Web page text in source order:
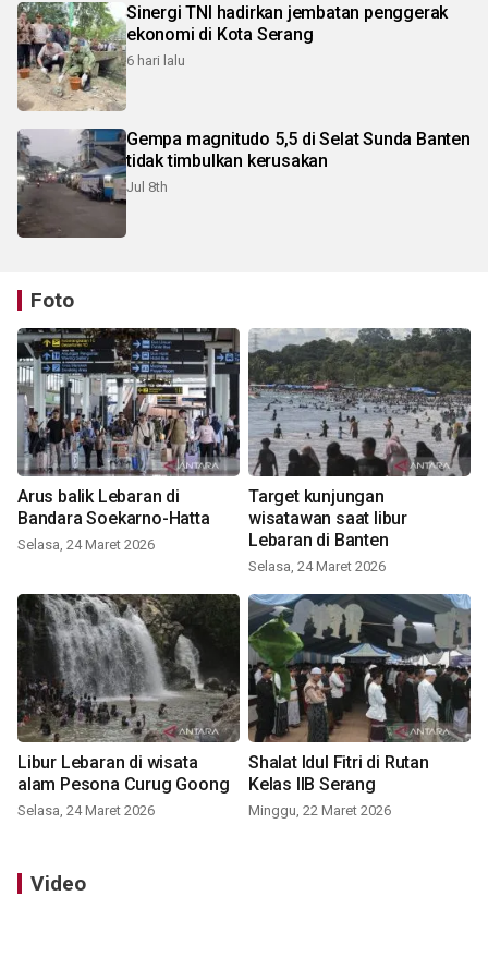
Sinergi TNI hadirkan jembatan penggerak
ekonomi di Kota Serang
6 hari lalu
Gempa magnitudo 5,5 di Selat Sunda Banten
tidak timbulkan kerusakan
Jul 8th
Foto
Arus balik Lebaran di
Bandara Soekarno-Hatta
Selasa, 24 Maret 2026
Target kunjungan
wisatawan saat libur
Lebaran di Banten
Selasa, 24 Maret 2026
Libur Lebaran di wisata
alam Pesona Curug Goong
Selasa, 24 Maret 2026
Shalat Idul Fitri di Rutan
Kelas IIB Serang
Minggu, 22 Maret 2026
Video